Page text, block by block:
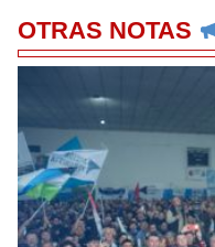
OTRAS NOTAS